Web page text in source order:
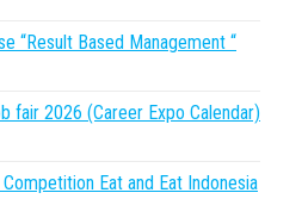
“Result Based Management “
fair 2026 (Career Expo Calendar)
Eat and Eat Indonesia